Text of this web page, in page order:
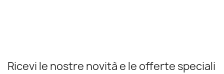
Ricevi le nostre novità e le offerte speciali